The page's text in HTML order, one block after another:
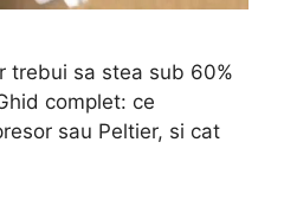
trebui sa stea sub 60%
complet: ce
sau Peltier, si cat